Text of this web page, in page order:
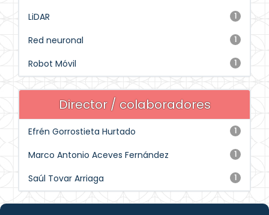
1
LiDAR
1
Red neuronal
1
Robot Móvil
Director / colaboradores
1
Efrén Gorrostieta Hurtado
1
Marco Antonio Aceves Fernández
1
Saúl Tovar Arriaga